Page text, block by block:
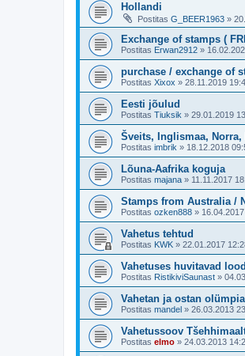
Hollandi
Postitas G_BEER1963 »
Exchange of stamps (
Postitas Erwan2912 »
purchase / exchange of
Postitas Xixox » 28.11.2019
Eesti jõulud
Postitas Tiuksik » 29.01.2019
Šveits, Inglismaa,
Postitas imbrik » 18.12.2018
Lõuna-Aafrika koguja
Postitas majana » 11.11.2017
Stamps from Australia /
Postitas ozken888 »
Vahetus tehtud
Postitas KWK » 22.01.2017
Vahetuses huvitavad
Postitas RistikiviSaunast »
Vahetan ja ostan
Postitas mandel » 26.03.2013
Vahetussoov
Postitas elmo » 24.03.2013